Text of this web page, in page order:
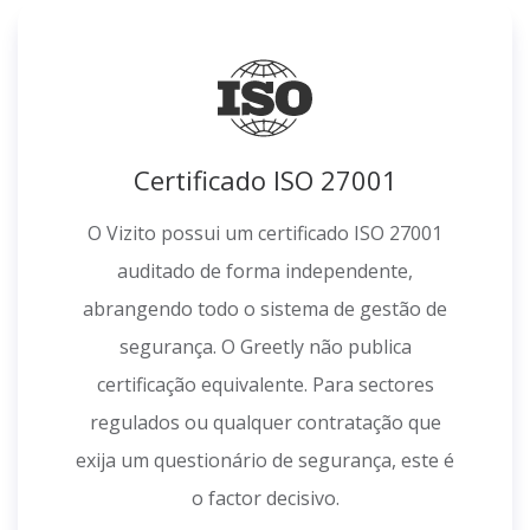
Certificado ISO 27001
O Vizito possui um certificado ISO 27001
auditado de forma independente,
abrangendo todo o sistema de gestão de
segurança. O Greetly não publica
certificação equivalente. Para sectores
regulados ou qualquer contratação que
exija um questionário de segurança, este é
o factor decisivo.